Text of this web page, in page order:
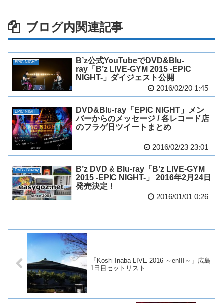
ブログ内関連記事
EPIC NIGHT
B’z公式YouTubeでDVD&Blu-
ray「B’z LIVE-GYM 2015 -EPIC
NIGHT-」ダイジェスト公開
2016/02/20 1:45
EPIC NIGHT
DVD&Blu-ray「EPIC NIGHT」メン
バーからのメッセージ / 各レコード店
のフラゲ日ツイートまとめ
2016/02/23 23:01
DVD / Blu-ray
B’z DVD & Blu-ray「B’z LIVE-GYM
2015 -EPIC NIGHT-」 2016年2月24日
発売決定！
2016/01/01 0:26
「Koshi Inaba LIVE 2016 ～enIII～」広島
1日目セットリスト